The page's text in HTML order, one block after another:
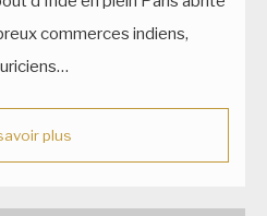
commerces indiens,
plus